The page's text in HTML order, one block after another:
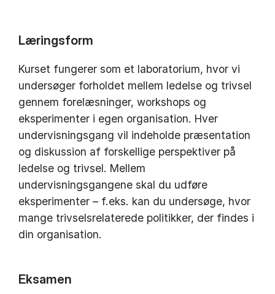
Læringsform
Kurset fungerer som et laboratorium, hvor vi
undersøger forholdet mellem ledelse og trivsel
gennem forelæsninger, workshops og
eksperimenter i egen organisation. Hver
undervisningsgang vil indeholde præsentation
og diskussion af forskellige perspektiver på
ledelse og trivsel. Mellem
undervisningsgangene skal du udføre
eksperimenter – f.eks. kan du undersøge, hvor
mange trivselsrelaterede politikker, der findes i
din organisation.
Eksamen